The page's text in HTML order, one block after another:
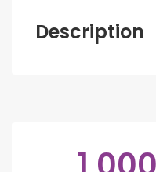
Description